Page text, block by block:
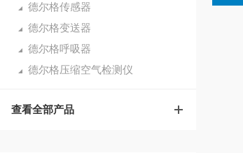
德尔格传感器
德尔格变送器
德尔格呼吸器
德尔格压缩空气检测仪
查看全部产品